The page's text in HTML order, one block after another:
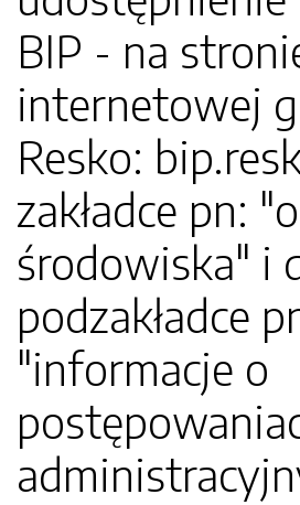
BIP - na
internetowej
Resko:
zakładce pn:
środowiska" i
podzakładce
"informacje o